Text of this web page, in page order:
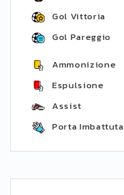
Gol Vittoria
Gol Pareggio
Ammonizione
Espulsione
Assist
Porta Imbattuta